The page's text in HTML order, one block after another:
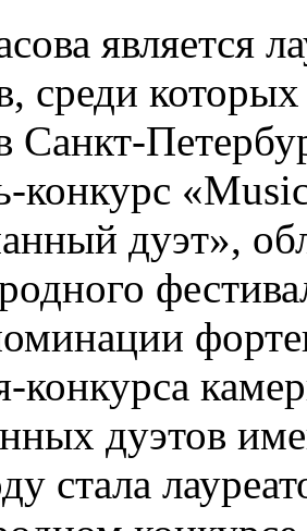
является
среди
конкурс
дуэт»,
конкурса
дуэтов
стала